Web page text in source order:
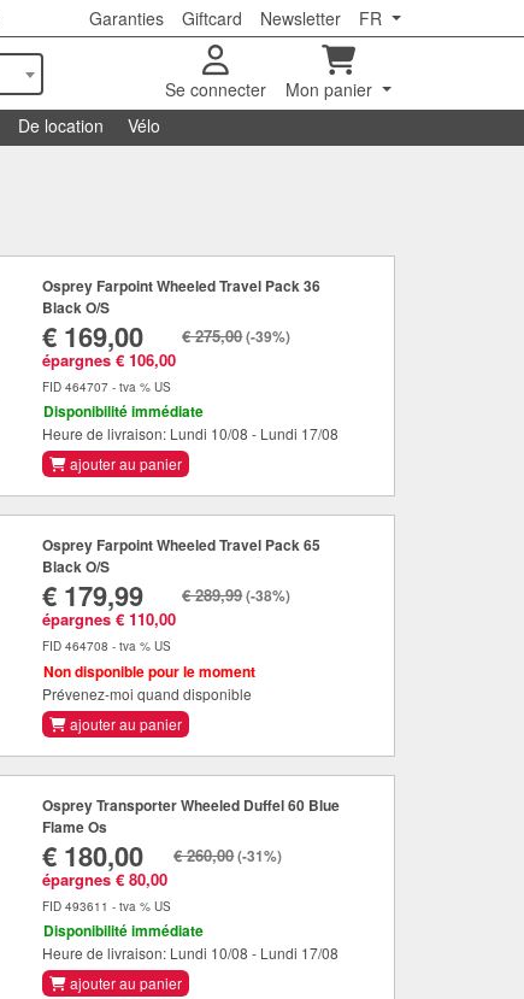
Garanties Giftcard Newsletter FR
Se connecter
Mon panier
De location Vélo
Osprey Farpoint Wheeled Travel Pack 36
Black O/S
€ 169,00
épargnes € 106,00
€ 275,00(-39%)
FID 464707 - tva % US
Disponibilité immédiate
Heure de livraison: Lundi 10/08 - Lundi 17/08
ajouter au panier
Osprey Farpoint Wheeled Travel Pack 65
Black O/S
€ 179,99
épargnes € 110,00
€ 289,99(-38%)
FID 464708 - tva % US
Non disponible pour le moment
Prévenez-moi quand disponible
ajouter au panier
Osprey Transporter Wheeled Duffel 60 Blue
Flame Os
€ 180,00
épargnes € 80,00
€ 260,00(-31%)
FID 493611 - tva % US
Disponibilité immédiate
Heure de livraison: Lundi 10/08 - Lundi 17/08
ajouter au panier